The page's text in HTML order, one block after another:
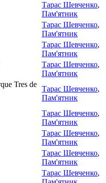
Тарас Шевченко,
Пам'ятник
Тарас Шевченко,
Пам'ятник
Тарас Шевченко,
Пам'ятник
Тарас Шевченко,
Пам'ятник
Tres de
Тарас Шевченко,
Пам'ятник
Тарас Шевченко,
Пам'ятник
Тарас Шевченко,
Пам'ятник
Тарас Шевченко,
Пам'ятник
Тарас Шевченко,